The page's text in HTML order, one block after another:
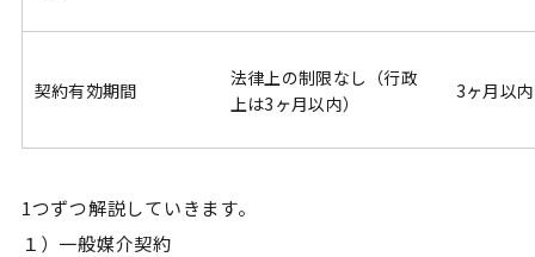
契約有効期間
法律上の制限なし（行政
上は3ヶ月以内）
3ヶ月以内
1つずつ解説していきます。
１）一般媒介契約